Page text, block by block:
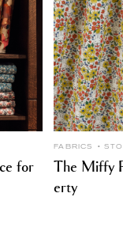
for
FABRICS
The Miffy
erty